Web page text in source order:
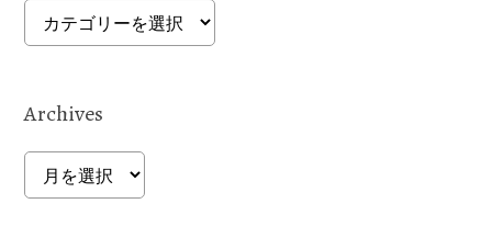
Categories
Archives
Archives